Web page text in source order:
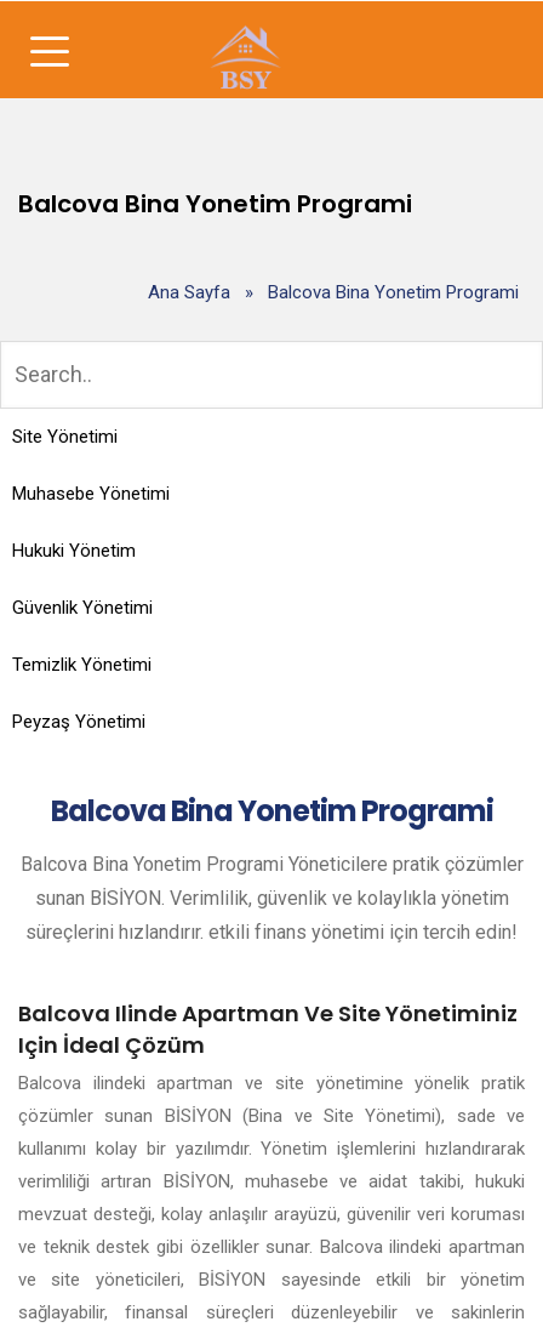
Balcova Bina Yonetim Programi
Ana Sayfa » Balcova Bina Yonetim Programi
Site Yönetimi
Muhasebe Yönetimi
Hukuki Yönetim
Güvenlik Yönetimi
Temizlik Yönetimi
Peyzaş Yönetimi
BalcovaBina Yonetim Programi
Balcova Bina Yonetim Programi Yöneticilere pratik çözümler
sunan BİSİYON. Verimlilik, güvenlik ve kolaylıkla yönetim
süreçlerini hızlandırır. etkili finans yönetimi için tercih edin!
Balcova Ilinde Apartman Ve Site Yönetiminiz
Için İdeal Çözüm
Balcova ilindeki apartman ve site yönetimine yönelik pratik
çözümler sunan BİSİYON (Bina ve Site Yönetimi), sade ve
kullanımı kolay bir yazılımdır. Yönetim işlemlerini hızlandırarak
verimliliği artıran BİSİYON, muhasebe ve aidat takibi, hukuki
mevzuat desteği, kolay anlaşılır arayüzü, güvenilir veri koruması
ve teknik destek gibi özellikler sunar. Balcova ilindeki apartman
ve site yöneticileri, BİSİYON sayesinde etkili bir yönetim
sağlayabilir, finansal süreçleri düzenleyebilir ve sakinlerin